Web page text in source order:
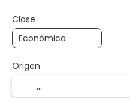
Clase
Origen